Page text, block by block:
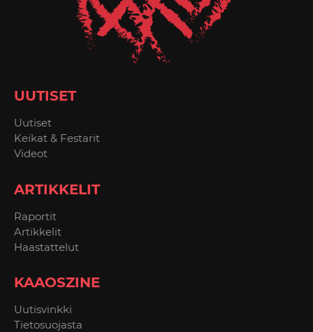
UUTISET
Uutiset
Keikat & Festarit
Videot
ARTIKKELIT
Raportit
Artikkelit
Haastattelut
KAAOSZINE
Uutisvinkki
Tietosuojasta